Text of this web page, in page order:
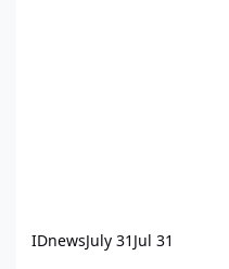
IDnewsJuly 31 Jul 31